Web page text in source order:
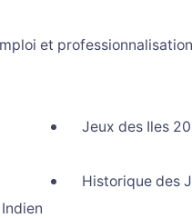
et professionnalisation
Jeux des Iles
Historique des